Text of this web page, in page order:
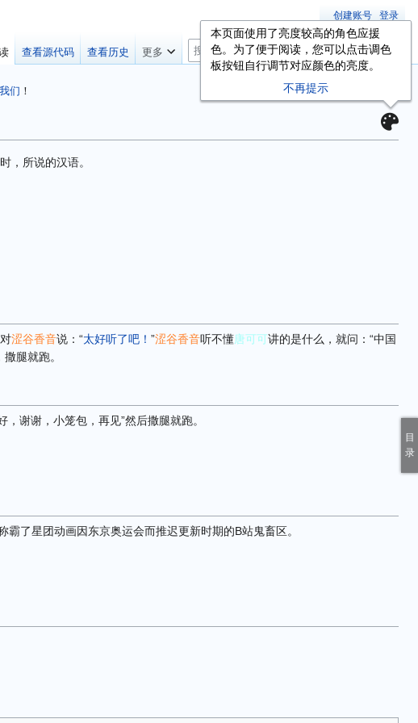
们 ！
，所说的汉语。
涩谷香音说：“太好听了吧！ ”涩谷香音听不懂唐可可讲的是什么，就问：“中国
腿就跑。
谢谢，小笼包，再见”然后撒腿就跑。
霸了星团动画因东京奥运会而推迟更新时期的B站鬼畜区。
创建账号 登录
查看源代码 查看历史 更多
搜
索
本页面使用了亮度较高的角色应援
色。为了便于阅读，您可以点击调色
板按钮自行调节对应颜色的亮度。
不再提示